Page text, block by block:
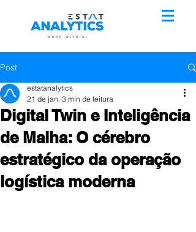
Post
Digital Twin e Inteligência
de Malha: O cérebro
estratégico da operação
logística moderna
estatanalytics
21 de jan. 3 min de leitura